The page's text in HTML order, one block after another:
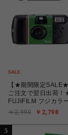
【★期間限定
ご注文で翌日出荷！
FUJIFILM フジカラ
シンプルエース 27
ズ付きフィルム
￥2,798
￥2,990
5